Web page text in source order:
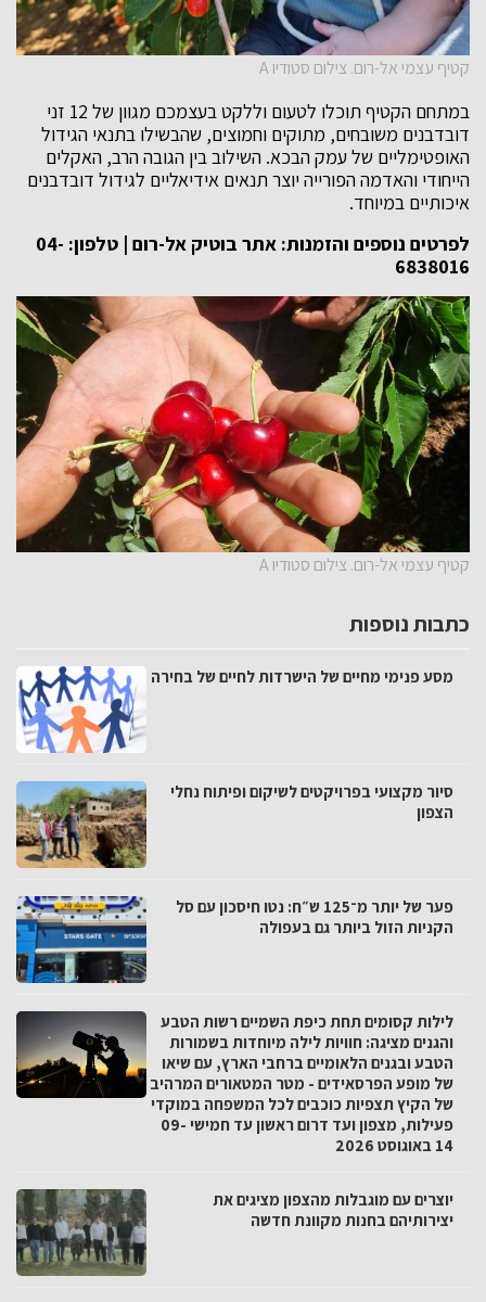
קטיף עצמי אל-רום. צילום סטודיו A
במתחם הקטיף תוכלו לטעום וללקט בעצמכם מגוון של 12 זני
דובדבנים משובחים, מתוקים וחמוצים, שהבשילו בתנאי הגידול
האופטימליים של עמק הבכא. השילוב בין הגובה הרב, האקלים
הייחודי והאדמה הפורייה יוצר תנאים אידיאליים לגידול דובדבנים
איכותיים במיוחד.
לפרטים נוספים והזמנות: אתר בוטיק אל-רום
| טלפון: 04-
6838016
קטיף עצמי אל-רום. צילום סטודיו A
כתבות נוספות
מסע פנימי מחיים של הישרדות לחיים של בחירה
סיור מקצועי בפרויקטים לשיקום ופיתוח נחלי
הצפון
פער של יותר מ־125 ש״ח: נטו חיסכון עם סל
הקניות הזול ביותר גם בעפולה
לילות קסומים תחת כיפת השמיים רשות הטבע
והגנים מציגה: חוויות לילה מיוחדות בשמורות
הטבע ובגנים הלאומיים ברחבי הארץ, עם שיאו
של מופע הפרסאידים - מטר המטאורים המרהיב
של הקיץ תצפיות כוכבים לכל המשפחה במוקדי
פעילות, מצפון ועד דרום ראשון עד חמישי 09-
14 באוגוסט 2026
יוצרים עם מוגבלות מהצפון מציגים את
יצירותיהם בחנות מקוונת חדשה